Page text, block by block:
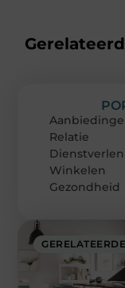
Relatie
Winkelen
Gezondheid